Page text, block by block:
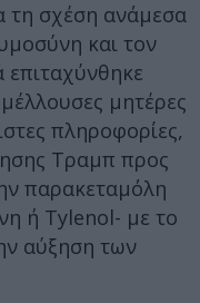
τη σχέση ανάμεσα
και τον
επιταχύνθηκε
μητέρες
πληροφορίες,
Τραμπ προς
παρακεταμόλη
ή Tylenol- με το
αύξηση των